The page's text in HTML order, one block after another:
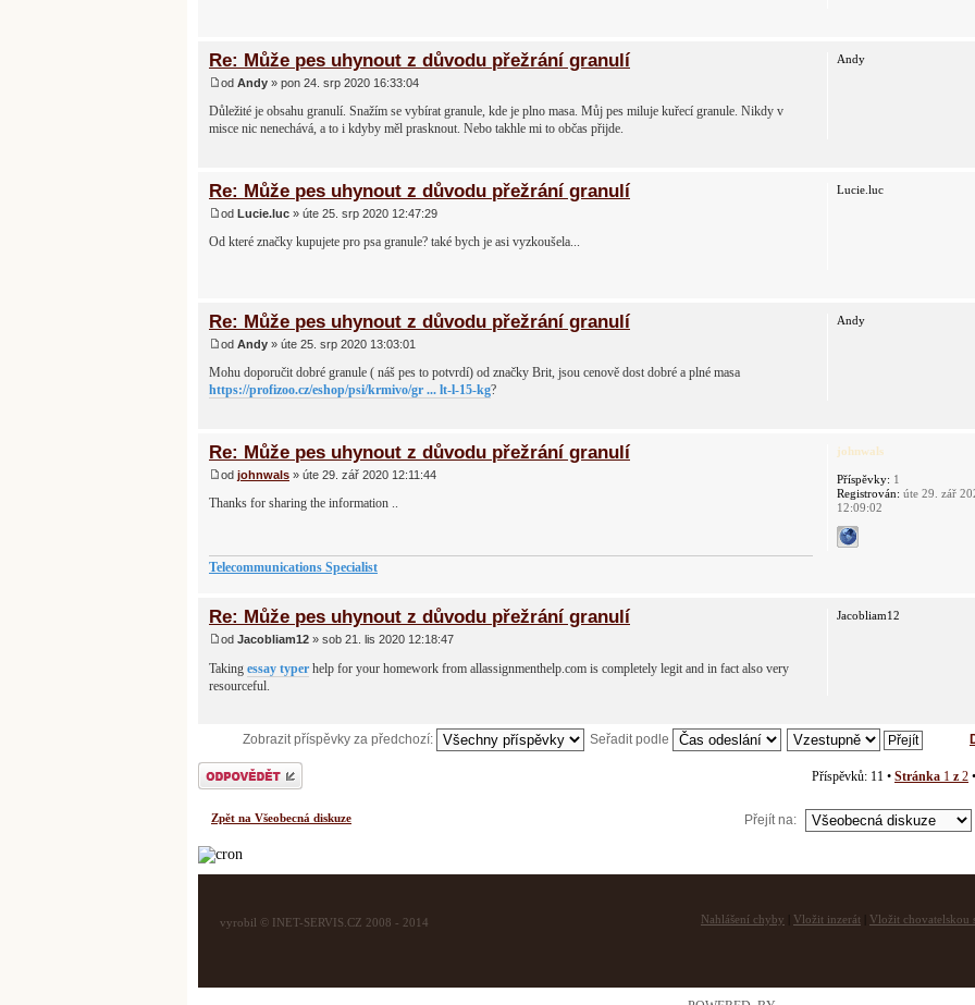
Re: Může pes uhynout z důvodu přežrání granulí
od Andy » pon 24. srp 2020 16:33:04
Důležité je obsahu granulí. Snažím se vybírat granule, kde je plno masa. Můj pes miluje kuřecí granule. Nikdy v
misce nic nenechává, a to i kdyby měl prasknout. Nebo takhle mi to občas přijde.
Andy
Re: Může pes uhynout z důvodu přežrání granulí
od Lucie.luc » úte 25. srp 2020 12:47:29
Od které značky kupujete pro psa granule? také bych je asi vyzkoušela...
Lucie.luc
Re: Může pes uhynout z důvodu přežrání granulí
od Andy » úte 25. srp 2020 13:03:01
Mohu doporučit dobré granule ( náš pes to potvrdí) od značky Brit, jsou cenově dost dobré a plné masa
https://profizoo.cz/eshop/psi/krmivo/gr ... lt-l-15-kg?
Andy
Re: Může pes uhynout z důvodu přežrání granulí
od johnwals » úte 29. zář 2020 12:11:44
Thanks for sharing the information ..
Telecommunications Specialist
johnwals
Příspěvky: 1
Registrován: úte 29. zář
12:09:02
Re: Může pes uhynout z důvodu přežrání granulí
od Jacobliam12 » sob 21. lis 2020 12:18:47
Taking essay typer help for your homework from allassignmenthelp.com is completely legit and in fact also very
resourceful.
Jacobliam12
Zobrazit příspěvky za předchozí: Seřadit podle
Odeslat odpověď Příspěvků: 11 • Stránka 1 z 2
Zpět na Všeobecná diskuze Přejít na:
vyrobil © INET-SERVIS.CZ 2008 - 2014 Nahlášení chyby Vložit inzerát Vložit chovatelskou